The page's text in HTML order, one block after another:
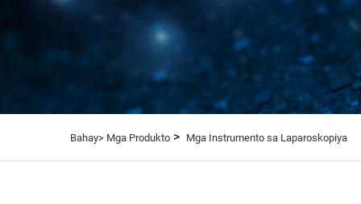
Bahay> Mga Produkto > Mga Instrumento sa Laparoskopiya